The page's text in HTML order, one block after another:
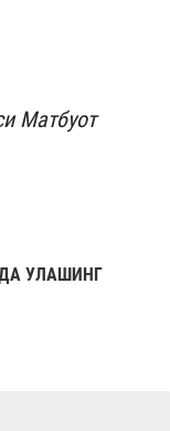
Матбуот
УЛАШИНГ